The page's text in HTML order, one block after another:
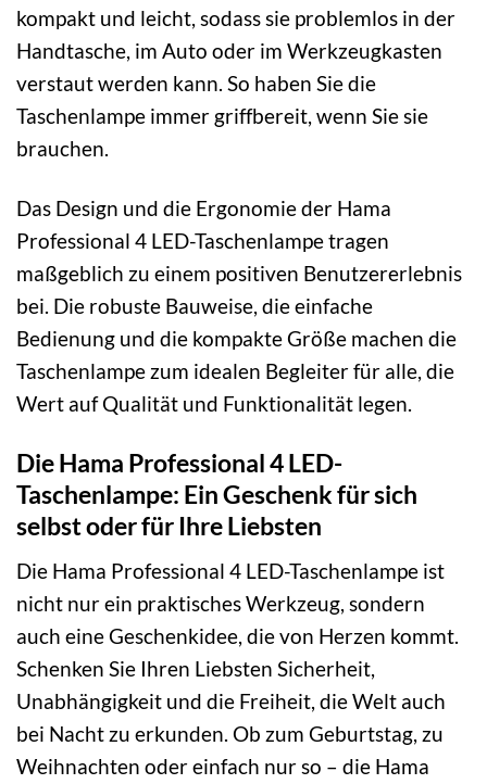
kompakt und leicht, sodass sie problemlos in der
Handtasche, im Auto oder im Werkzeugkasten
verstaut werden kann. So haben Sie die
Taschenlampe immer griffbereit, wenn Sie sie
brauchen.
Das Design und die Ergonomie der Hama
Professional 4 LED-Taschenlampe tragen
maßgeblich zu einem positiven Benutzererlebnis
bei. Die robuste Bauweise, die einfache
Bedienung und die kompakte Größe machen die
Taschenlampe zum idealen Begleiter für alle, die
Wert auf Qualität und Funktionalität legen.
Die Hama Professional 4 LED-
Taschenlampe: Ein Geschenk für sich
selbst oder für Ihre Liebsten
Die Hama Professional 4 LED-Taschenlampe ist
nicht nur ein praktisches Werkzeug, sondern
auch eine Geschenkidee, die von Herzen kommt.
Schenken Sie Ihren Liebsten Sicherheit,
Unabhängigkeit und die Freiheit, die Welt auch
bei Nacht zu erkunden. Ob zum Geburtstag, zu
Weihnachten oder einfach nur so – die Hama